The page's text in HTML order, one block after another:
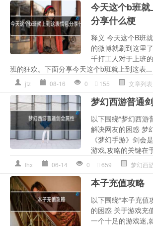
今天这个b班
分享什么梗
释义 今天这个B班
的微博就刷到这里
千打工人对于上班
班的狂欢。下面分享今天这个b班就上到这表...
jtz 08-16 0 155 文章列表
梦幻西游普通
以下围绕“梦幻西游
解决网友的困惑 梦
《梦幻手游》剑会
游戏,攻略的关键在
lhx 06-14 0 659 梦幻西
本子充值攻略
以下围绕“本子充值
的困惑 关于游戏充
一个十足的游戏迷,